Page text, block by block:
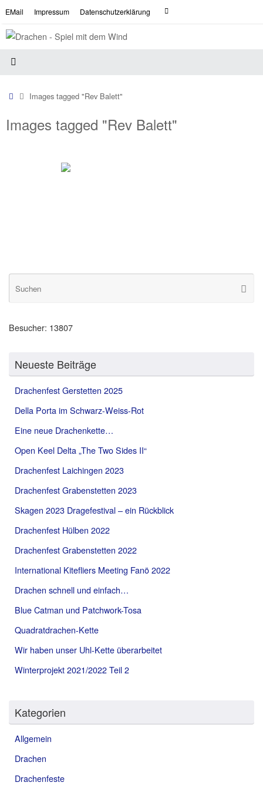
springen
EMail Impressum Datenschutzerklärung Suchen
StartImages tagged "Rev Balett"
Images tagged "Rev Balett"
Besucher: 13807
Neueste Beiträge
Drachenfest Gerstetten 2025
Della Porta im Schwarz-Weiss-Rot
Eine neue Drachenkette…
Open Keel Delta „The Two Sides II“
Drachenfest Laichingen 2023
Drachenfest Grabenstetten 2023
Skagen 2023 Dragefestival – ein Rückblick
Drachenfest Hülben 2022
Drachenfest Grabenstetten 2022
International Kitefliers Meeting Fanö 2022
Drachen schnell und einfach…
Blue Catman und Patchwork-Tosa
Quadratdrachen-Kette
Wir haben unser Uhl-Kette überarbeitet
Winterprojekt 2021/2022 Teil 2
Kategorien
Allgemein
Drachen
Drachenfeste